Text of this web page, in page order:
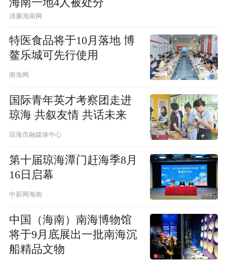
清廉海南网
特医食品将于10月落地 博
鳌乐城可先行使用
南海网
国际青年英才考察团走进
琼海 共叙友情 共话未来
琼海市融媒体中心
第十届琼海潭门赶海季8月
16日启幕
中新网海南
中国（海南）南海博物馆
将于9月底展出一批南海沉
船精品文物